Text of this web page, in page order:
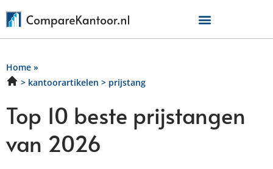
Home »
kantoorartikelen
prijstang
Top 10 beste prijstangen
van 2026